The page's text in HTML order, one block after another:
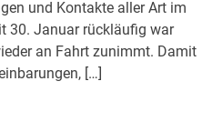
und Kontakte aller Art im
30. Januar rückläufig war
an Fahrt zunimmt. Damit
[…]